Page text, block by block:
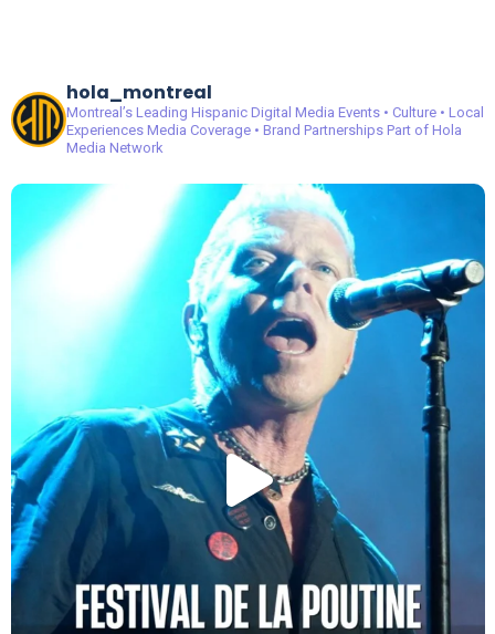
hola_montreal
Montreal’s Leading Hispanic Digital Media Events • Culture • Local
ExperiencesMedia Coverage • Brand PartnershipsPart of Hola
Media Network